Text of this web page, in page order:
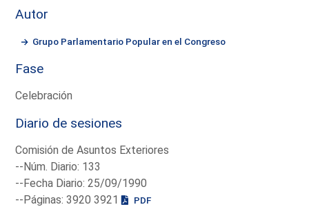
Autor
Grupo Parlamentario Popular en el Congreso
Fase
Celebración
Diario de sesiones
Comisión de Asuntos Exteriores
--Núm. Diario: 133
--Fecha Diario: 25/09/1990
--Páginas: 3920 3921
PDF